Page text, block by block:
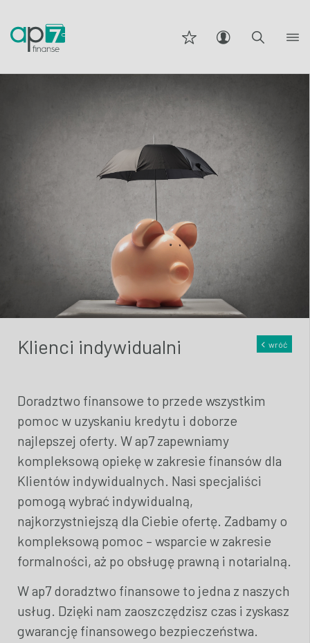
Klienci indywidualni wróć
Doradztwo finansowe to przede wszystkim
pomoc w uzyskaniu kredytu i doborze
najlepszej oferty. W ap7 zapewniamy
kompleksową opiekę w zakresie finansów dla
Klientów indywidualnych. Nasi specjaliści
pomogą wybrać indywidualną,
najkorzystniejszą dla Ciebie ofertę. Zadbamy o
kompleksową pomoc – wsparcie w zakresie
formalności, aż po obsługę prawną i notarialną.
W ap7 doradztwo finansowe to jedna z naszych
usług. Dzięki nam zaoszczędzisz czas i zyskasz
gwarancję finansowego bezpieczeństwa.